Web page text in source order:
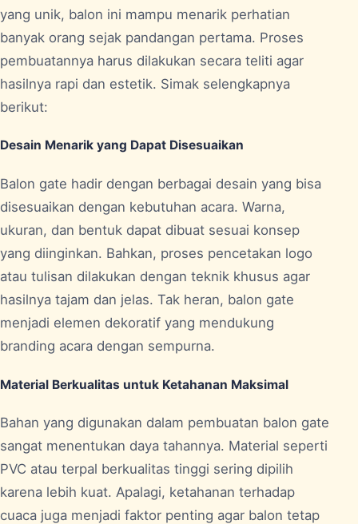
yang unik, balon ini mampu menarik perhatian
banyak orang sejak pandangan pertama. Proses
pembuatannya harus dilakukan secara teliti agar
hasilnya rapi dan estetik. Simak selengkapnya
berikut:
Desain Menarik yang Dapat Disesuaikan
Balon gate hadir dengan berbagai desain yang bisa
disesuaikan dengan kebutuhan acara. Warna,
ukuran, dan bentuk dapat dibuat sesuai konsep
yang diinginkan. Bahkan, proses pencetakan logo
atau tulisan dilakukan dengan teknik khusus agar
hasilnya tajam dan jelas. Tak heran, balon gate
menjadi elemen dekoratif yang mendukung
branding acara dengan sempurna.
Material Berkualitas untuk Ketahanan Maksimal
Bahan yang digunakan dalam pembuatan balon gate
sangat menentukan daya tahannya. Material seperti
PVC atau terpal berkualitas tinggi sering dipilih
karena lebih kuat. Apalagi, ketahanan terhadap
cuaca juga menjadi faktor penting agar balon tetap